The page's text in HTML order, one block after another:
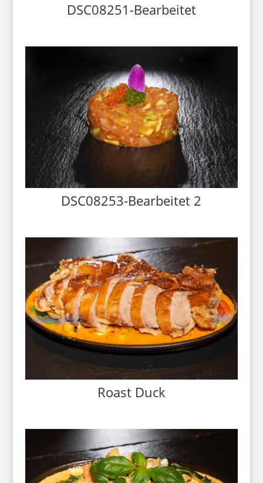
DSC08251-Bearbeitet
DSC08253-Bearbeitet 2
Roast Duck